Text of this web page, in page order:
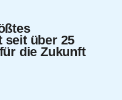
seit über 25
die Zukunft